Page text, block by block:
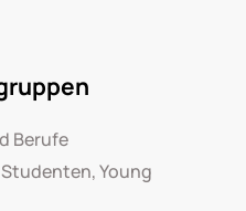
Berufe
Young